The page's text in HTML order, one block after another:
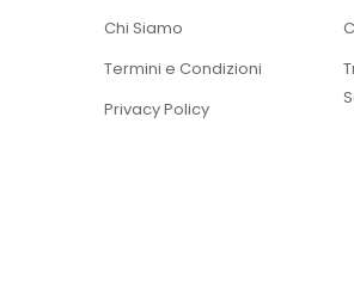
Chi Siamo
Termini e Condizioni
Privacy Policy